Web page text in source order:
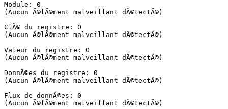
Module: 0
(Aucun Ã©lÃ©ment malveillant dÃ©tectÃ©)
ClÃ© du registre: 0
(Aucun Ã©lÃ©ment malveillant dÃ©tectÃ©)
Valeur du registre: 0
(Aucun Ã©lÃ©ment malveillant dÃ©tectÃ©)
DonnÃ©es du registre: 0
(Aucun Ã©lÃ©ment malveillant dÃ©tectÃ©)
Flux de donnÃ©es: 0
(Aucun Ã©lÃ©ment malveillant dÃ©tectÃ©)